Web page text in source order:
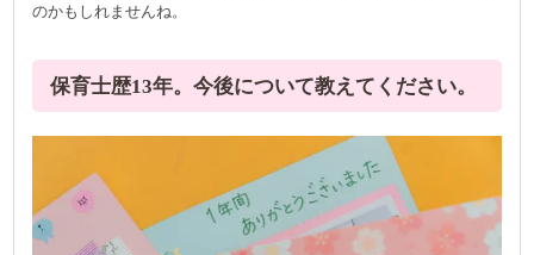
のかもしれませんね。
保育士歴13年。今後について教えてください。